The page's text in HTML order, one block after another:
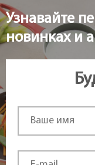
Узнавайте
новинках и